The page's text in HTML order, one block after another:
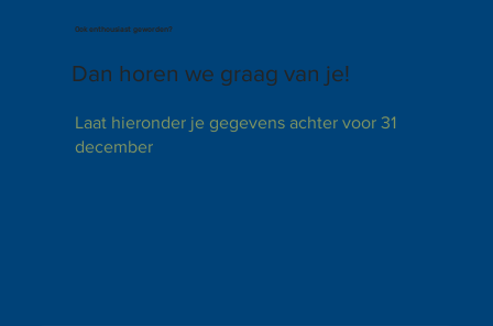
Ook enthousiast geworden?
Dan horen we graag van je!
Laat hieronder je gegevens achter voor 31
december